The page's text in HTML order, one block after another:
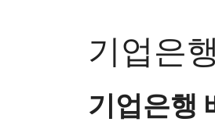
기업은
기업은행